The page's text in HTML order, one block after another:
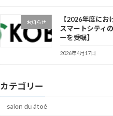
お知らせ
【2026年度にお
スマートシティ
ーを受嘱】
2026年4月17日
カテゴリー
salon du átoé